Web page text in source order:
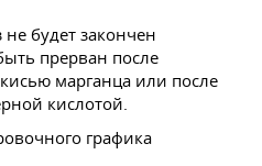
будет закончен
прерван после
марганца или после
кислотой.
графика